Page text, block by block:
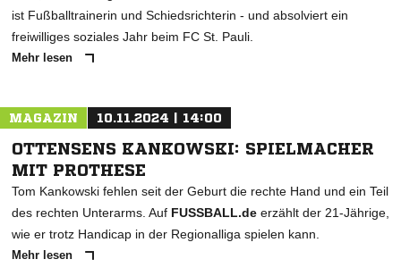
ist Fußballtrainerin und Schiedsrichterin - und absolviert ein
freiwilliges soziales Jahr beim FC St. Pauli.
Mehr lesen
MAGAZIN 10.11.2024 | 14:00
OTTENSENS KANKOWSKI: SPIELMACHER
MIT PROTHESE
Tom Kankowski fehlen seit der Geburt die rechte Hand und ein Teil
des rechten Unterarms. Auf FUSSBALL.de erzählt der 21-Jährige,
wie er trotz Handicap in der Regionalliga spielen kann.
Mehr lesen